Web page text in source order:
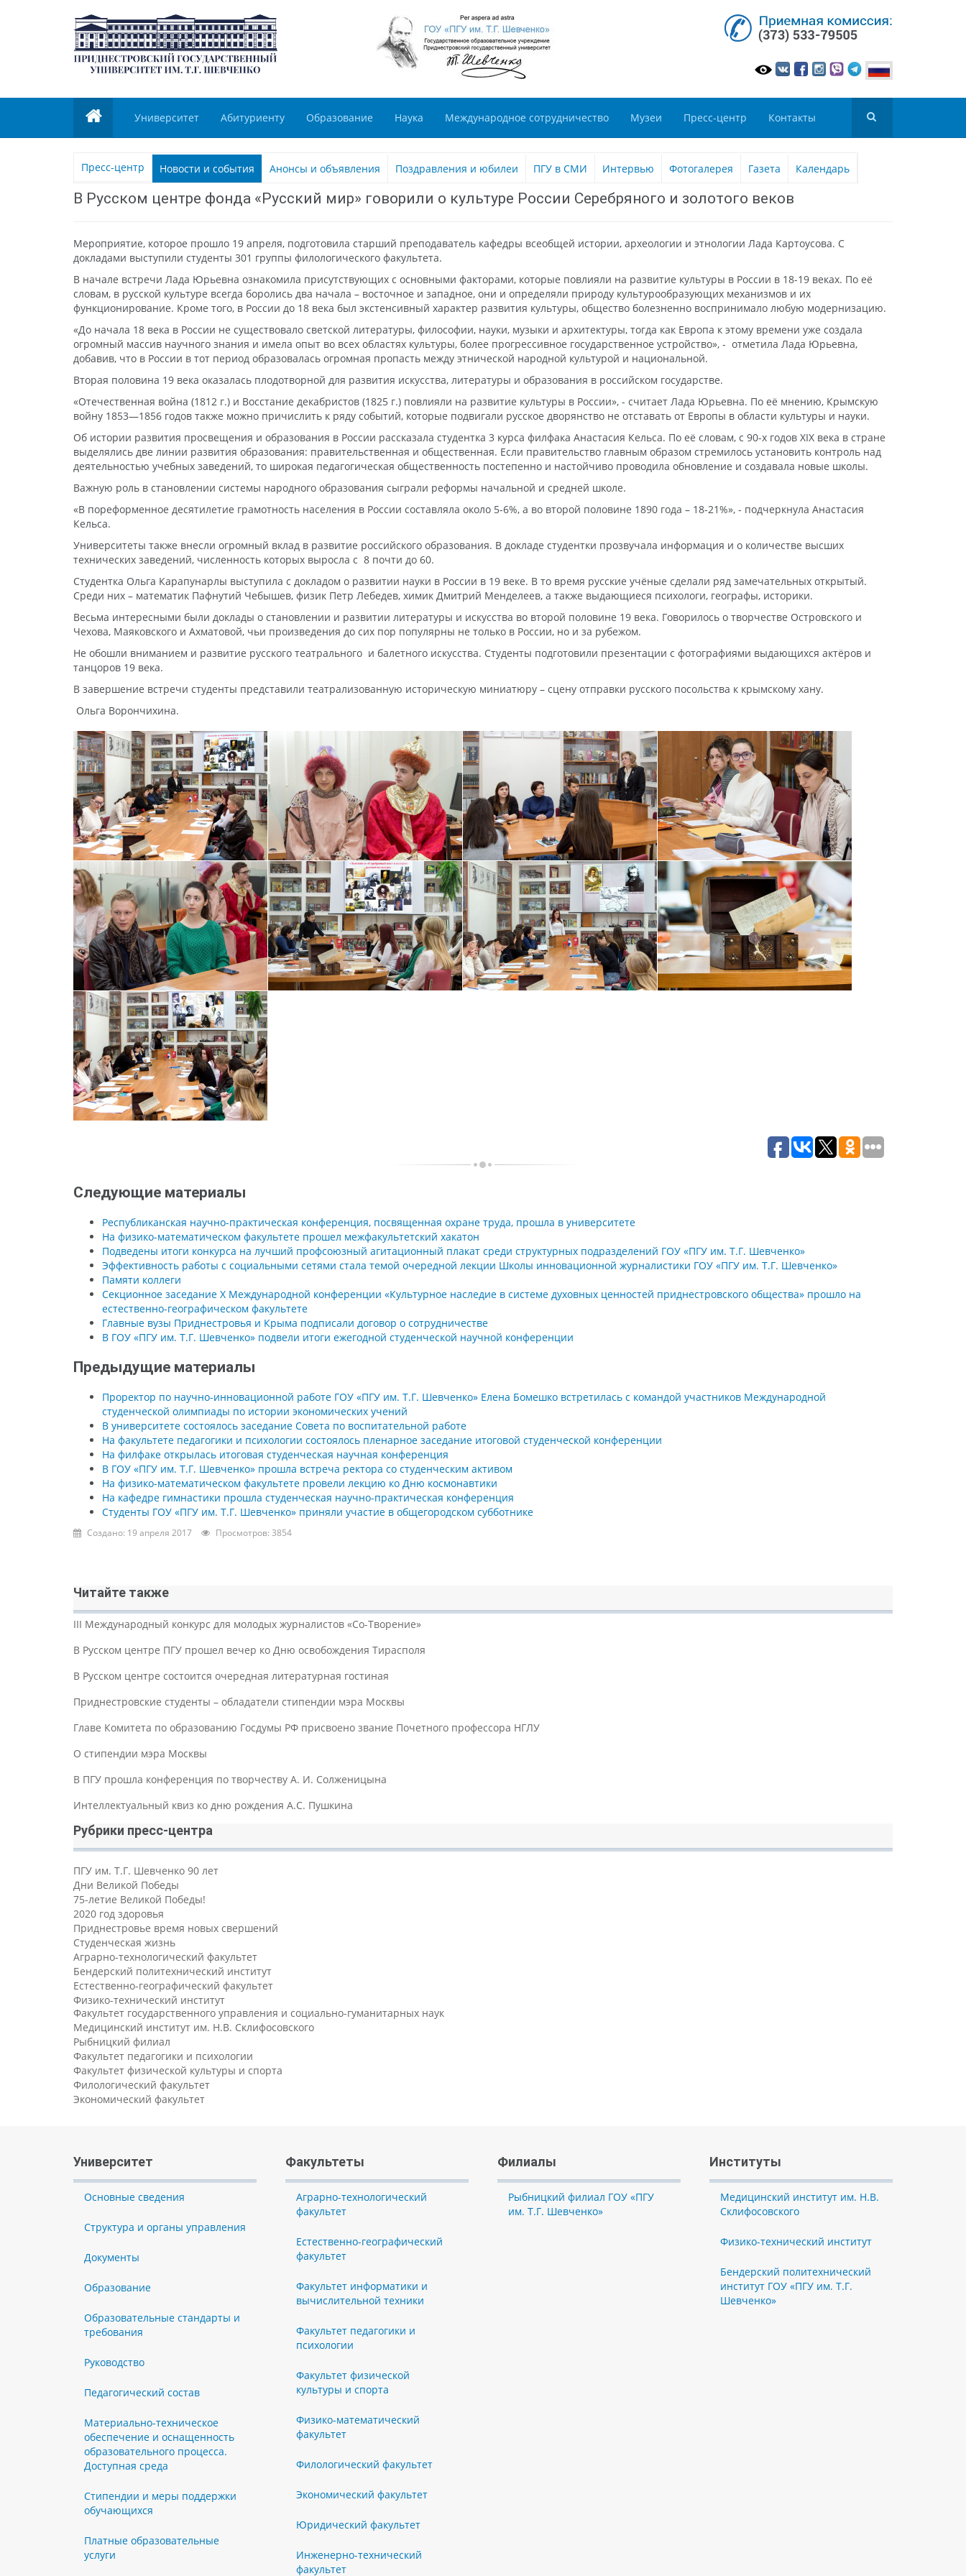
Университет Абитуриенту Образование Наука Международное сотрудничество Музеи Пресс-центр Контакты
Пресс-центр Новости и события Анонсы и объявления Поздравления и юбилеи ПГУ в СМИ Интервью Фотогалерея Газета Календарь
В Русском центре фонда «Русский мир» говорили о культуре России Серебряного и золотого веков
Мероприятие, которое прошло 19 апреля, подготовила старший преподаватель кафедры всеобщей истории, археологии и этнологии Лада Картоусова. С
докладами выступили студенты 301 группы филологического факультета.
В начале встречи Лада Юрьевна ознакомила присутствующих с основными факторами, которые повлияли на развитие культуры в России в 18-19 веках. По её
словам, в русской культуре всегда боролись два начала – восточное и западное, они и определяли природу культурообразующих механизмов и их
функционирование. Кроме того, в России до 18 века был экстенсивный характер развития культуры, общество болезненно воспринимало любую модернизацию.
«До начала 18 века в России не существовало светской литературы, философии, науки, музыки и архитектуры, тогда как Европа к этому времени уже создала
огромный массив научного знания и имела опыт во всех областях культуры, более прогрессивное государственное устройство», - отметила Лада Юрьевна,
добавив, что в России в тот период образовалась огромная пропасть между этнической народной культурой и национальной.
Вторая половина 19 века оказалась плодотворной для развития искусства, литературы и образования в российском государстве.
«Отечественная война (1812 г.) и Восстание декабристов (1825 г.) повлияли на развитие культуры в России», - считает Лада Юрьевна. По её мнению, Крымскую
войну 1853—1856 годов также можно причислить к ряду событий, которые подвигали русское дворянство не отставать от Европы в области культуры и науки.
Об истории развития просвещения и образования в России рассказала студентка 3 курса филфака Анастасия Кельса. По её словам, с 90-х годов XIX века в стране
выделялись две линии развития образования: правительственная и общественная. Если правительство главным образом стремилось установить контроль над
деятельностью учебных заведений, то широкая педагогическая общественность постепенно и настойчиво проводила обновление и создавала новые школы.
Важную роль в становлении системы народного образования сыграли реформы начальной и средней школе.
«В пореформенное десятилетие грамотность населения в России составляла около 5-6%, а во второй половине 1890 года – 18-21%», - подчеркнула Анастасия
Кельса.
Университеты также внесли огромный вклад в развитие российского образования. В докладе студентки прозвучала информация и о количестве высших
технических заведений, численность которых выросла с 8 почти до 60.
Студентка Ольга Карапунарлы выступила с докладом о развитии науки в России в 19 веке. В то время русские учёные сделали ряд замечательных открытый.
Среди них – математик Пафнутий Чебышев, физик Петр Лебедев, химик Дмитрий Менделеев, а также выдающиеся психологи, географы, историки.
Весьма интересными были доклады о становлении и развитии литературы и искусства во второй половине 19 века. Говорилось о творчестве Островского и
Чехова, Маяковского и Ахматовой, чьи произведения до сих пор популярны не только в России, но и за рубежом.
Не обошли вниманием и развитие русского театрального и балетного искусства. Студенты подготовили презентации с фотографиями выдающихся актёров и
танцоров 19 века.
В завершение встречи студенты представили театрализованную историческую миниатюру – сцену отправки русского посольства к крымскому хану.
Ольга Ворончихина.
Следующие материалы
Республиканская научно-практическая конференция, посвященная охране труда, прошла в университете
На физико-математическом факультете прошел межфакультетский хакатон
Подведены итоги конкурса на лучший профсоюзный агитационный плакат среди структурных подразделений ГОУ «ПГУ им. Т.Г. Шевченко»
Эффективность работы с социальными сетями стала темой очередной лекции Школы инновационной журналистики ГОУ «ПГУ им. Т.Г. Шевченко»
Памяти коллеги
Секционное заседание X Международной конференции «Культурное наследие в системе духовных ценностей приднестровского общества» прошло на
естественно-географическом факультете
Главные вузы Приднестровья и Крыма подписали договор о сотрудничестве
В ГОУ «ПГУ им. Т.Г. Шевченко» подвели итоги ежегодной студенческой научной конференции
Предыдущие материалы
Проректор по научно-инновационной работе ГОУ «ПГУ им. Т.Г. Шевченко» Елена Бомешко встретилась с командой участников Международной
студенческой олимпиады по истории экономических учений
В университете состоялось заседание Совета по воспитательной работе
На факультете педагогики и психологии состоялось пленарное заседание итоговой студенческой конференции
На филфаке открылась итоговая студенческая научная конференция
В ГОУ «ПГУ им. Т.Г. Шевченко» прошла встреча ректора со студенческим активом
На физико-математическом факультете провели лекцию ко Дню космонавтики
На кафедре гимнастики прошла студенческая научно-практическая конференция
Студенты ГОУ «ПГУ им. Т.Г. Шевченко» приняли участие в общегородском субботнике
Создано: 19 апреля 2017 Просмотров: 3854
Читайте также
III Международный конкурс для молодых журналистов «Со-Творение»
В Русском центре ПГУ прошел вечер ко Дню освобождения Тирасполя
В Русском центре состоится очередная литературная гостиная
Приднестровские студенты – обладатели стипендии мэра Москвы
Главе Комитета по образованию Госдумы РФ присвоено звание Почетного профессора НГЛУ
О стипендии мэра Москвы
В ПГУ прошла конференция по творчеству А. И. Солженицына
Интеллектуальный квиз ко дню рождения А.С. Пушкина
Рубрики пресс-центра
ПГУ им. Т.Г. Шевченко 90 лет
Дни Великой Победы
75-летие Великой Победы!
2020 год здоровья
Приднестровье время новых свершений
Студенческая жизнь
Аграрно-технологический факультет
Бендерский политехнический институт
Естественно-географический факультет
Физико-технический институт
Факультет государственного управления и социально-гуманитарных наук
Медицинский институт им. Н.В. Склифосовского
Рыбницкий филиал
Факультет педагогики и психологии
Факультет физической культуры и спорта
Филологический факультет
Экономический факультет
Университет
Основные сведения
Структура и органы управления
Документы
Образование
Образовательные стандарты и
требования
Руководство
Педагогический состав
Материально-техническое
обеспечение и оснащенность
образовательного процесса.
Доступная среда
Стипендии и меры поддержки
обучающихся
Платные образовательные
услуги
Факультеты
Аграрно-технологический
факультет
Естественно-географический
факультет
Факультет информатики и
вычислительной техники
Факультет педагогики и
психологии
Факультет физической
культуры и спорта
Физико-математический
факультет
Филологический факультет
Экономический факультет
Юридический факультет
Инженерно-технический
факультет
Филиалы
Рыбницкий филиал ГОУ «ПГУ
им. Т.Г. Шевченко»
Институты
Медицинский институт им. Н.В.
Склифосовского
Физико-технический институт
Бендерский политехнический
институт ГОУ «ПГУ им. Т.Г.
Шевченко»